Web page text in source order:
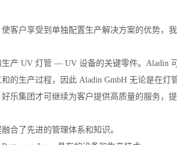
户享受到单独配置生产解决方案的优势，我
UV 灯管 — UV 设备的关键零件。Aladin
生产过程，因此 Aladin GmbH 无论是在灯
集团才可继续为客户提供高质量的服务，
了先进的管理体系和知识。